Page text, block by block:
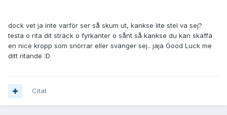
dock vet ja inte varför ser så skum ut, kankse lite stel va sej?
testa o rita dit sträck o fyrkanter o sånt så kankse du kan skaffa
en nice kropp som snörrar eller svänger sej.. jaja Good Luck me
ditt ritande :D
Citat